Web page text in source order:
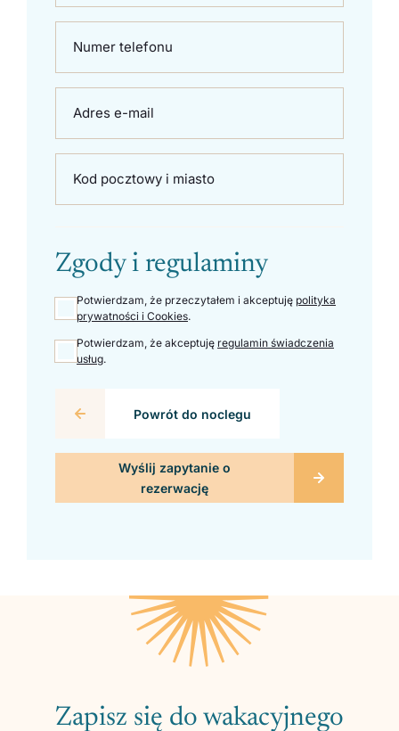
Numer telefonu
Adres e-mail
Kod pocztowy i miasto
Zgody i regulaminy
Potwierdzam, że przeczytałem i akceptuję polityka
prywatności i Cookies.
Potwierdzam, że akceptuję regulamin świadczenia
usług.
Powrót do noclegu
Zapisz się do wakacyjnego